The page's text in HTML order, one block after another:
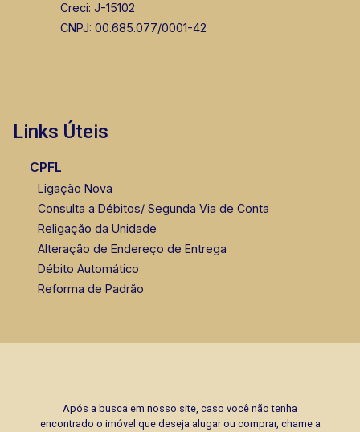
Creci: J-15102
CNPJ: 00.685.077/0001-42
Links Úteis
CPFL
Ligação Nova
Consulta a Débitos/ Segunda Via de Conta
Religação da Unidade
Alteração de Endereço de Entrega
Débito Automático
Reforma de Padrão
Após a busca em nosso site, caso você não tenha
encontrado o imóvel que deseja alugar ou comprar, chame a